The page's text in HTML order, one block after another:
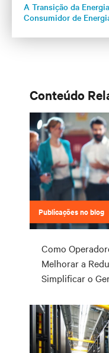
A Transição da
Consumidor de
Conteúdo
Publicações no blog
Como
Melhorar a
Simplificar o